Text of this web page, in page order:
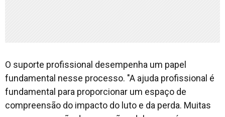
O suporte profissional desempenha um papel
fundamental nesse processo. "A ajuda profissional é
fundamental para proporcionar um espaço de
compreensão do impacto do luto e da perda. Muitas